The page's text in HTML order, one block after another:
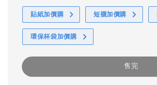
貼紙加價購 短襪加價購
環保杯袋加價購
售完